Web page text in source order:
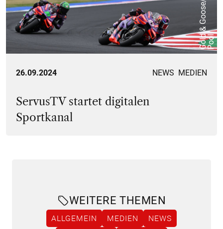
d
l
26.09.2024 NEWS MEDIEN
ServusTV startet digitalen
Sportkanal
WEITERE THEMEN
ALLGEMEIN MEDIEN
NEWS